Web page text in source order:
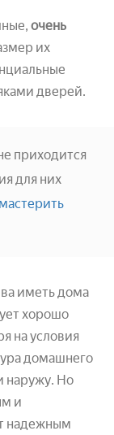
очень
их
дверей.
приходится
для них
иметь дома
хорошо
на условия
домашнего
наружу. Но
и
надежным